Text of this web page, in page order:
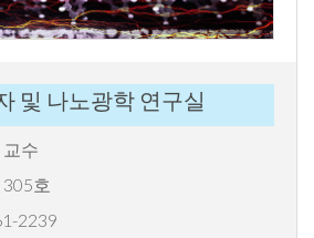
및 나노광학 연구실
수
호
2239